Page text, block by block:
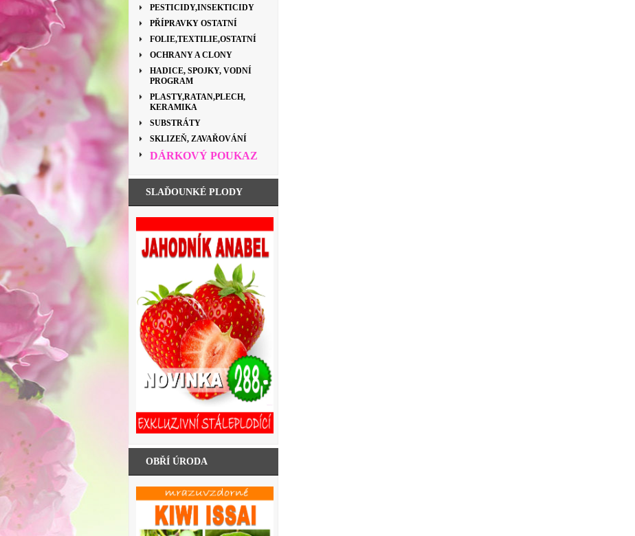
PESTICIDY,INSEKTICIDY
PŘÍPRAVKY OSTATNÍ
FOLIE,TEXTILIE,OSTATNÍ
OCHRANY A CLONY
HADICE, SPOJKY, VODNÍ
PROGRAM
PLASTY,RATAN,PLECH,
KERAMIKA
SUBSTRÁTY
SKLIZEŇ, ZAVAŘOVÁNÍ
DÁRKOVÝ POUKAZ
SLAĎOUNKÉ PLODY
OBŘÍ ÚRODA